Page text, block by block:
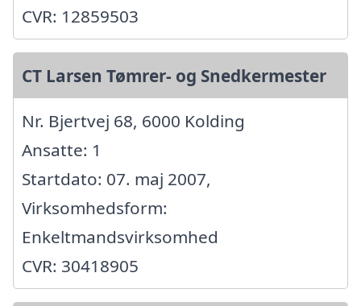
CVR: 12859503
CT Larsen Tømrer- og Snedkermester
Nr. Bjertvej 68, 6000 Kolding
Ansatte: 1
Startdato: 07. maj 2007,
Virksomhedsform:
Enkeltmandsvirksomhed
CVR: 30418905